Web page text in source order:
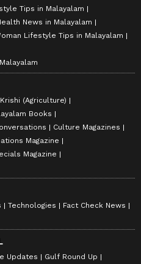
Tips in Malayalam
News in Malayalam
Lifestyle Tips in Malayalam
(Agriculture)
Books
Culture Magazines
Magazine
Magazine
Technologies
Fact Check News
Updates
Gulf Round Up